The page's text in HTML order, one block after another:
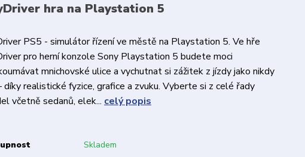
hra na Playstation 5
PS5 - simulátor řízení ve městě na Playstation 5. Ve hře
pro herní konzole Sony Playstation 5 budete moci
mnichovské ulice a vychutnat si zážitek z jízdy jako nikdy
díky realistické fyzice, grafice a zvuku. Vyberte si z celé řady
včetně sedanů, elek... celý popis
Skladem